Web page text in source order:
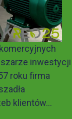
inwestycji
roku firma
klientów...